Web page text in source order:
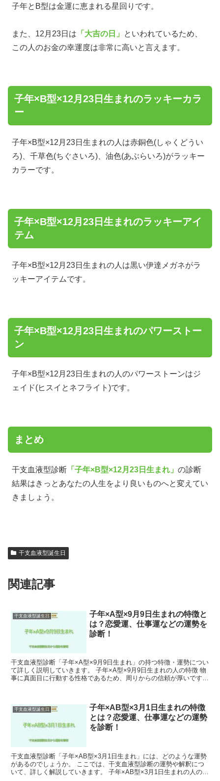
子年とB型は金運に恵まれる星回りです。
また、12月23日は 「大吉の日」
といわれているため、
この人のお金の幸運度は非常に高いと言えます。
子年×B型×12月23日生まれのラッキーカラ
ー
子年×B型×12月23日生まれの人は赤銅色(しゃくどうい
ろ)、千草色(ちぐさいろ)、油色(あぶらいろ)がラッキー
カラーです。
子年×B型×12月23日生まれのラッキーアイ
テム
子年×B型×12月23日生まれの人は黒い伊達メガネがラ
ッキーアイテムです。
子年×B型×12月23日生まれのパワーストー
ン
子年×B型×12月23日生まれの人のパワーストーンはジ
ェイド(ヒスイとネフライト)です。
まとめ
干支血液型診断 「子年×B型×12月23日生まれ」 の診断
結果はきっとあなたの人生をより良いものへと変えてい
きましょう。
干支血液型誕生日
関連記事
干支血液型誕生日
子年×A型×9月9日生まれの特徴と
は？恋愛運、仕事運などの運勢を
診断！
干支血液型診断「子年×A型×9月9日生まれ」の持つ特徴・運勢につい
て詳しく説明していきます。 子年×A型×9月9日生まれの人の特徴 物
事に真面目に行動する性格であるため、周りからの信頼が厚いです。
干支血液型誕生日
子年×AB型×3月1日生まれの特徴
とは？恋愛運、仕事運などの運勢
を診断！
干支血液型診断「子年×AB型×3月1日生まれ」には、どのような運勢
があるのでしょうか。 ここでは、干支血液型診断の運勢や解釈につ
いて、詳しく解説していきます。 子年×AB型×3月1日生まれの人の特